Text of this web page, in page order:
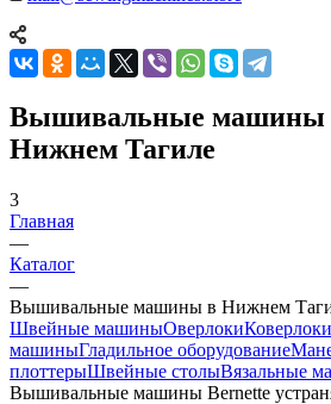
Вышивальные машины
Нижнем Тагиле
3
Главная
—
Каталог
—
Вышивальные машины в Нижнем
Швейные машиныОверлокиКоверлоки
машиныГладильное оборудование
плоттерыШвейные столыВязальные
Вышивальные машины Bernette